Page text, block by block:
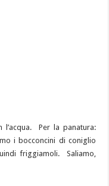
l’acqua. Per la panatura:
i bocconcini di coniglio
friggiamoli. Saliamo,